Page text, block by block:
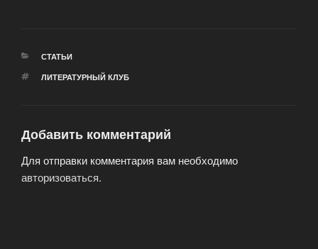
РУБРИКИ
СТАТЬИ
МЕТКИ
ЛИТЕРАТУРНЫЙ КЛУБ
Добавить комментарий
Для отправки комментария вам необходимо
авторизоваться.